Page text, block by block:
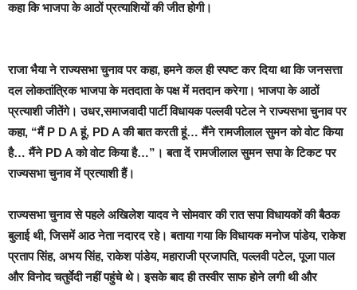
कहा क‍ि भाजपा के आठों प्रत्‍याशि‍यों की जीत होगी।
राजा भैया ने राज्यसभा चुनाव पर कहा, हमने कल ही स्पष्ट कर दिया था कि जनसत्ता
दल लोकतांत्रिक भाजपा के मतदाता के पक्ष में मतदान करेगा। भाजपा के आठों
प्रत्याशी जीतेंगे। उधर,समाजवादी पार्टी विधायक पल्लवी पटेल ने राज्यसभा चुनाव पर
कहा, “मैं P D A हूं, PD A की बात करती हूं… मैंने रामजीलाल सुमन को वोट किया
है… मैंने PD A को वोट किया है…”। बता दें रामजीलाल सुमन सपा के टिकट पर
राज्यसभा चुनाव में प्रत्याशी हैं।
राज्‍यसभा चुनाव से पहले अखिलेश यादव ने सोमवार की रात सपा विधायकों की बैठक
बुलाई थी, जिसमें आठ नेता नदारद रहे। बताया गया क‍ि विधायक मनोज पांडेय, राकेश
प्रताप सिंह, अभय सिंह, राकेश पांडेय, महाराजी प्रजापति, पल्लवी पटेल, पूजा पाल
और विनोद चतुर्वेदी नहीं पहुंचे थे। इसके बाद ही तस्‍वीर साफ होने लगी थी और